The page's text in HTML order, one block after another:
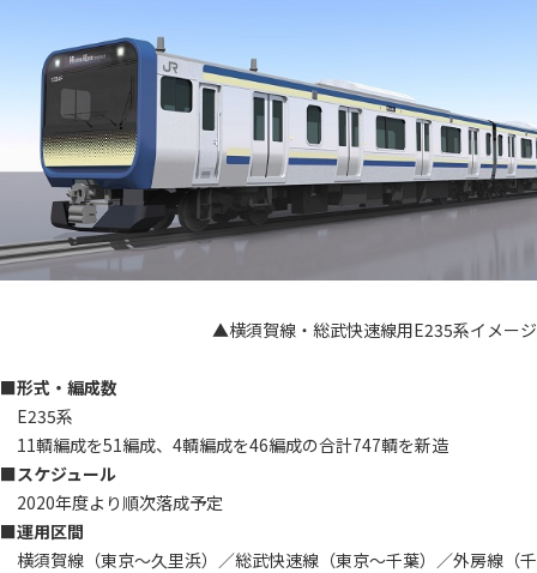
▲横須賀線・総武快速線用E235系イメージ
■形式・編成数
E235系
11輌編成を51編成、4輌編成を46編成の合計747輌を新造
■スケジュール
2020年度より順次落成予定
■運用区間
横須賀線（東京～久里浜）／総武快速線（東京～千葉）／外房線（千